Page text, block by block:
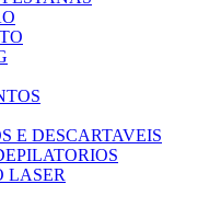
E DESCARTAVEIS
LASER